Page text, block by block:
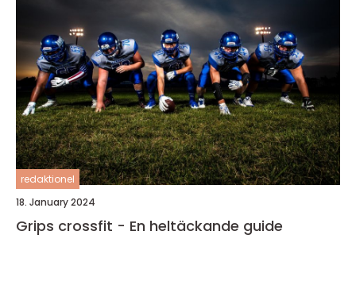
redaktionel
18. January 2024
Grips crossfit - En heltäckande guide